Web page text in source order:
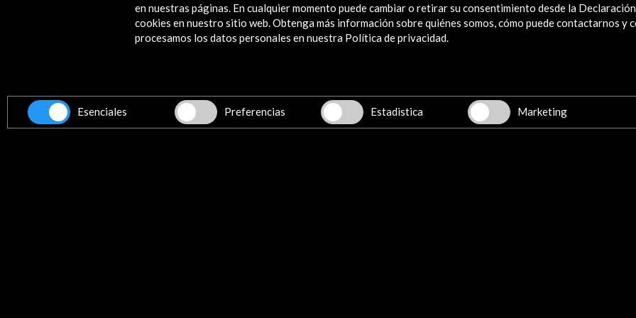
en nuestras páginas. En cualquier momento puede cambiar o retirar su consentimiento desde la
cookies en nuestro sitio web. Obtenga más información sobre quiénes somos, cómo puede contactarnos y
procesamos los datos personales en nuestra Política de privacidad.
Esenciales Preferencias Estadistica Marketing